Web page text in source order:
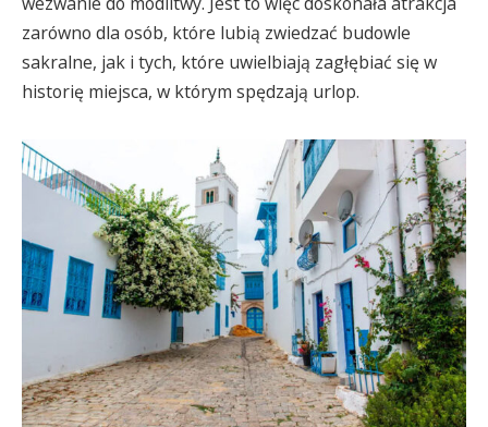
zarówno dla osób, które lubią zwiedzać budowle
sakralne, jak i tych, które uwielbiają zagłębiać się w
historię miejsca, w którym spędzają urlop.